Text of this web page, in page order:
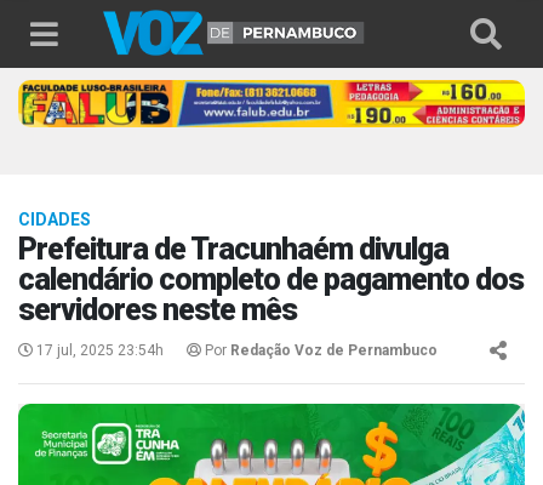
CIDADES
Prefeitura de Tracunhaém divulga
calendário completo de pagamento dos
servidores neste mês
17 jul, 2025 23:54h Por Redação Voz de Pernambuco